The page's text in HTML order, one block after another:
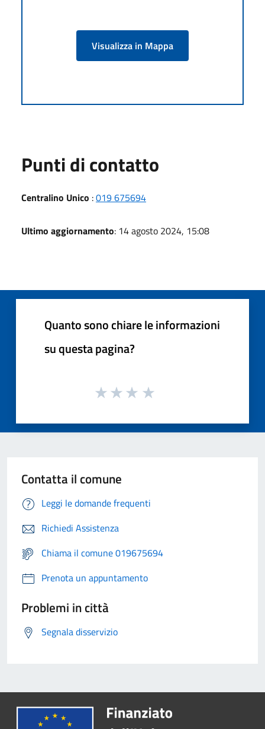
Visualizza in Mappa
Punti di contatto
Centralino Unico :019 675694
Ultimo aggiornamento: 14 agosto 2024, 15:08
Quanto sono chiare le informazioni
su questa pagina?
Contatta il comune
Leggi le domande frequenti
Richiedi Assistenza
Chiama il comune 019675694
Prenota un appuntamento
Problemi in città
Segnala disservizio